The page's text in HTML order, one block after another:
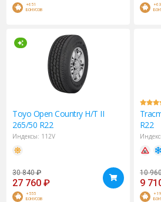
+651
БОНУСОВ
Toyo Open Country H/T II
265/50 R22
Индексы: 112V
30 840 ₽
27 760 ₽
+555
БОНУСОВ
R22
10
9